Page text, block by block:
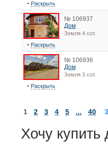
Раскрыть
№ 106937
Дом
Земля 4 сот.
Раскрыть
№ 106936
Дом
Земля 3 сот.
Раскрыть
1 2 3 4 5 ... 40
Хочу купить